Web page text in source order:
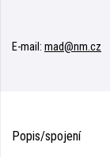
E-mail: mad@nm.cz
Popis/spojení